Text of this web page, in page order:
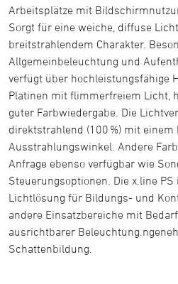
Arbeitsplätze mit
Sorgt für eine weiche, diffuse
breitstrahlendem Charakter.
Allgemeinbeleuchtung und
verfügt über hochleistungsfähige
Platinen mit flimmerfreiem Licht,
guter Farbwiedergabe. Die
direktstrahlend (100 %) mit einem
Ausstrahlungswinkel. Andere
Anfrage ebenso verfügbar wie
Steuerungsoptionen. Die x.line
Lichtlösung für Bildungs- und
andere Einsatzbereiche mit
ausrichtbarer
Schattenbildung.